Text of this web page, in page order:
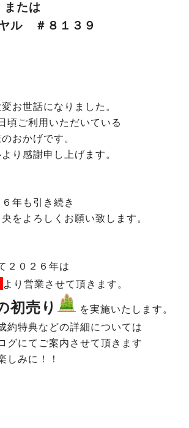
または
ル ＃８１３９
お世話になりました。
頃ご利用いただいている
おかげです。
り感謝申し上げます。
６年も引き続き
をよろしくお願い致します。
２０２６年は
より営業させて頂きます。
初売り
を実施いたします。
約特典などの詳細については
グにてご案内させて頂きます
しみに！！